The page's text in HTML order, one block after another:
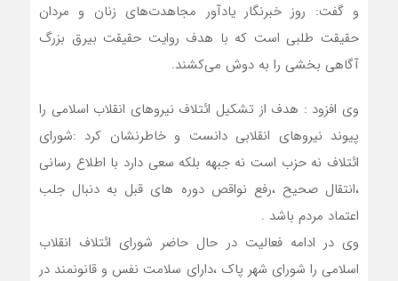
و گفت: روز خبرنگار یادآور مجاهدت‌های زنان و مردان
حقیقت طلبی است که با هدف روایت حقیقت بیرق بزرگ
آگاهی بخشی را به دوش می‌کشند.
وی افزود : هدف از تشکیل ائتلاف نیروهای انقلاب اسلامی را
پیوند نیروهای انقلابی دانست و خاطرنشان کرد :شورای
ائتلاف نه حزب است نه جبهه بلکه سعی دارد با اطلاع رسانی
،انتقال صحیح ،رفع نواقص دوره های قبل به دنبال جلب
اعتماد مردم باشد .
وی در ادامه فعالیت در حال حاضر شورای ائتلاف انقلاب
اسلامی را شورای شهر پاک ،دارای سلامت نفس و قانونمند در